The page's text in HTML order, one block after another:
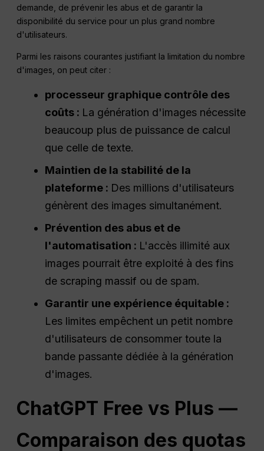
demande, de prévenir les abus et de garantir la
disponibilité du service pour un plus grand nombre
d'utilisateurs.
Parmi les raisons courantes justifiant la limitation du nombre
d'images, on peut citer :
processeur graphique contrôle des
coûts : La génération d'images nécessite
beaucoup plus de puissance de calcul
que celle de texte.
Maintien de la stabilité de la
plateforme : Des millions d'utilisateurs
génèrent des images simultanément.
Prévention des abus et de
l'automatisation : L'accès illimité aux
images pourrait être exploité à des fins
de scraping massif ou de spam.
Garantir une expérience équitable :
Les limites empêchent un petit nombre
d'utilisateurs de consommer toute la
bande passante dédiée à la génération
d'images.
ChatGPT Free vs Plus —
Comparaison des quotas